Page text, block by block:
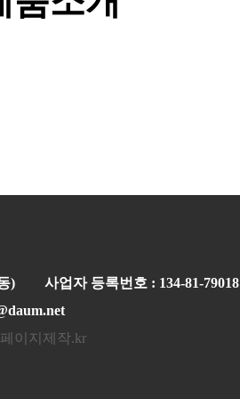
)
사업자 등록번호 : 134-81-79018
이지제작.kr